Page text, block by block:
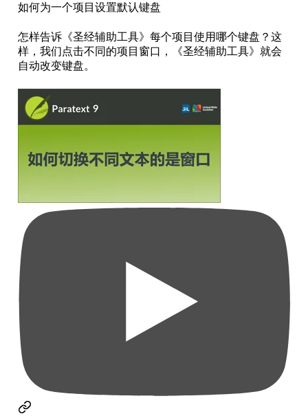
如何为一个项目设置默认键盘
怎样告诉《圣经辅助工具》每个项目使用哪个键盘？这
样，我们点击不同的项目窗口，《圣经辅助工具》就会
自动改变键盘。